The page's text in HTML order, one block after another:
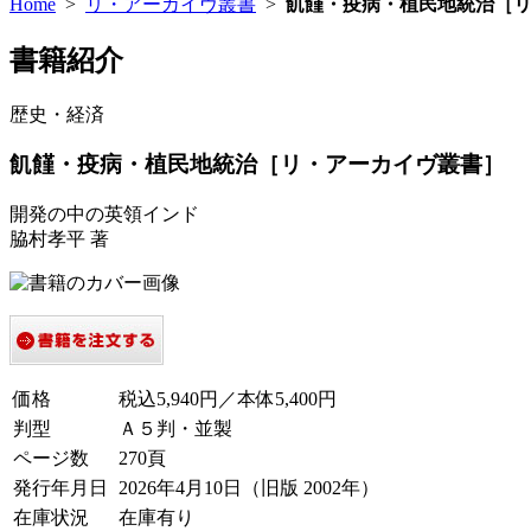
Home > リ・アーカイヴ叢書 > 飢饉・疫病・植民地統治［
書籍紹介
歴史・経済
飢饉・疫病・植民地統治［リ・アーカイヴ叢書］
開発の中の英領インド
脇村孝平 著
価格
税込5,940円／本体5,400円
判型
Ａ５判・並製
ページ数
270頁
発行年月日
2026年4月10日（旧版 2002年）
在庫状況
在庫有り